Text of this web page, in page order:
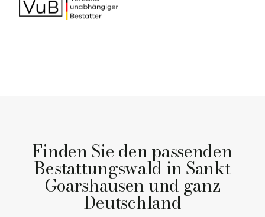
Finden Sie den passenden
Bestattungswald in Sankt
Goarshausen und ganz
Deutschland